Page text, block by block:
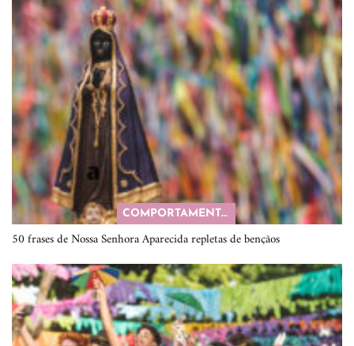
COMPORTAMENTO
50 frases de Nossa Senhora Aparecida repletas de bençãos